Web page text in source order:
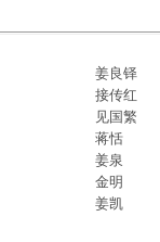
姜良铎
接传红
见国繁
蒋恬
姜泉
金明
姜凯